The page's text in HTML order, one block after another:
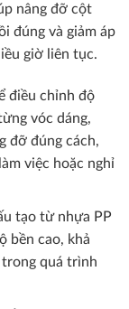
nâng đỡ cột
đúng và giảm áp
giờ liên tục.
điều chỉnh độ
vóc dáng,
đỡ đúng cách,
việc hoặc nghỉ
tạo từ nhựa PP
bền cao, khả
quá trình